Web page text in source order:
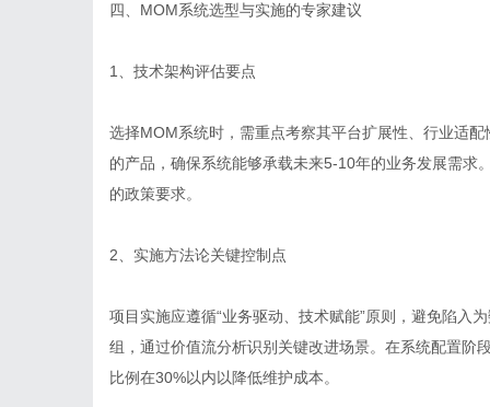
四、MOM系统选型与实施的专家建议
1、技术架构评估要点
选择MOM系统时，需重点考察其平台扩展性、行业适
的产品，确保系统能够承载未来5-10年的业务发展需求
的政策要求。
2、实施方法论关键控制点
项目实施应遵循“业务驱动、技术赋能”原则，避免陷入
组，通过价值流分析识别关键改进场景。在系统配置阶
比例在30%以内以降低维护成本。